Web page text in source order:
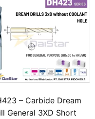
– Carbide Dream
General 3XD Short